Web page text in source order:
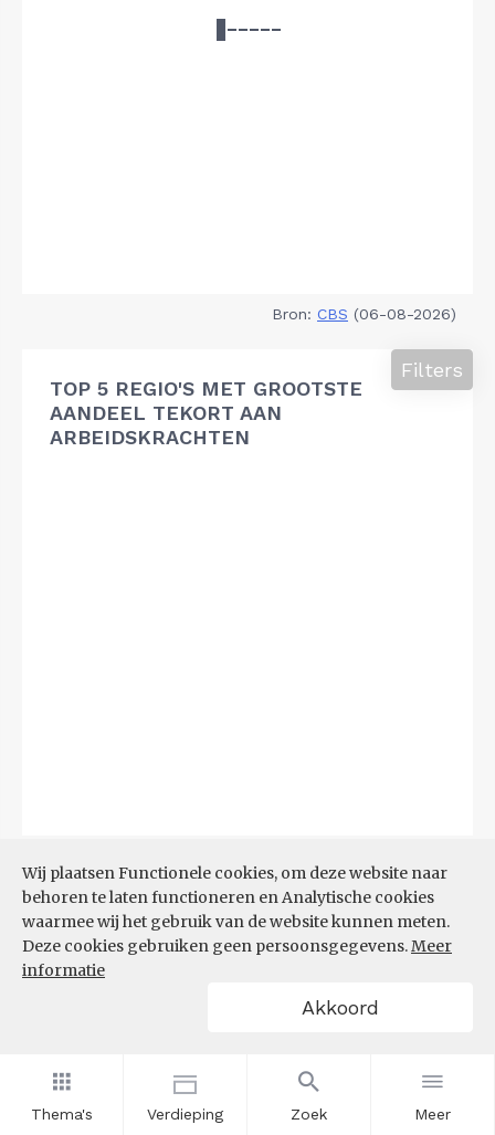
Thema's Verdieping Zoek Meer
Wij plaatsen Functionele cookies, om deze website naar
behoren te laten functioneren en Analytische cookies
waarmee wij het gebruik van de website kunnen meten.
Deze cookies gebruiken geen persoonsgegevens.Meer
informatie
Akkoord
Bron: CBS (06-08-2026)
TOP 5 REGIO'S MET GROOTSTE
AANDEEL TEKORT AAN
ARBEIDSKRACHTEN
Filters
TOP 10 REGIO'S MET KLEINSTE
AANDEEL TEKORT AAN
ARBEIDSKRACHTEN
Filters